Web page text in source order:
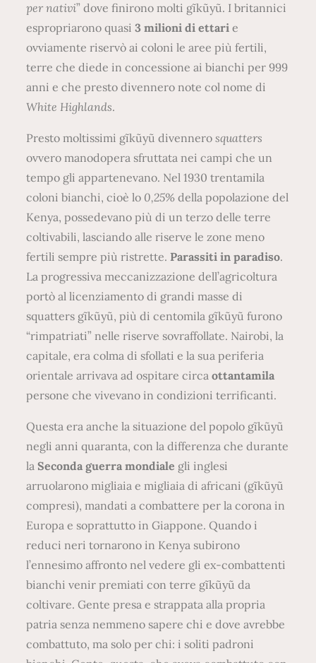
per nativi” dove finirono molti gĩkũyũ. I britannici
espropriarono quasi3 milioni di ettari e
ovviamente riservò ai coloni le aree più fertili,
terre che diede in concessione ai bianchi per 999
anni e che presto divennero note col nome di
White Highlands.
Presto moltissimi gĩkũyũ divennerosquatters
ovvero manodopera sfruttata nei campi che un
tempo gli appartenevano. Nel 1930 trentamila
coloni bianchi, cioè lo 0,25% della popolazione del
Kenya, possedevano più di un terzo delle terre
coltivabili, lasciando alle riserve le zone meno
fertili sempre più ristrette.Parassiti in paradiso.
La progressiva meccanizzazione dell’agricoltura
portò al licenziamento di grandi masse di
squatters gĩkũyũ, più di centomila gĩkũyũ furono
“rimpatriati” nelle riserve sovraffollate. Nairobi, la
capitale, era colma di sfollati e la sua periferia
orientale arrivava ad ospitare circaottantamila
persone che vivevano in condizioni terrificanti.
Questa era anche la situazione del popolo gĩkũyũ
negli anni quaranta, con la differenza che durante
laSeconda guerra mondiale gli inglesi
arruolarono migliaia e migliaia di africani (gĩkũyũ
compresi), mandati a combattere per la corona in
Europa e soprattutto in Giappone. Quando i
reduci neri tornarono in Kenya subirono
l’ennesimo affronto nel vedere gli ex-combattenti
bianchi venir premiati con terre gĩkũyũ da
coltivare. Gente presa e strappata alla propria
patria senza nemmeno sapere chi e dove avrebbe
combattuto, ma solo per chi: i soliti padroni